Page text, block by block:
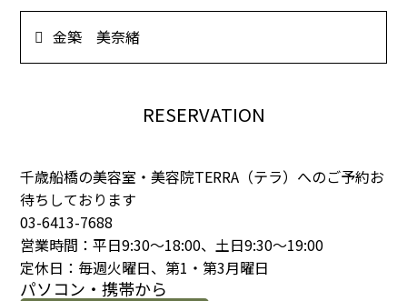
金築 美奈緒
RESERVATION
千歳船橋の美容室・美容院TERRA（テラ）へのご予約お
待ちしております
03-6413-7688
営業時間：平日9:30～18:00、土日9:30～19:00
定休日：毎週火曜日、第1・第3月曜日
パソコン・携帯から